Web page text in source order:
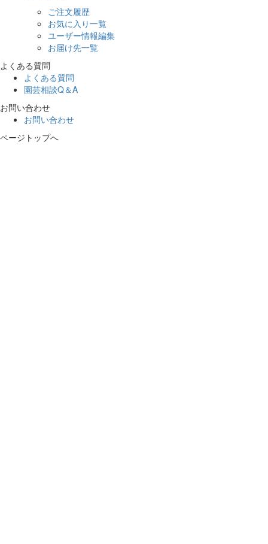
ご注文履歴
お気に入り一覧
ユーザー情報編集
お届け先一覧
よくある質問
よくある質問
園芸相談Q＆A
お問い合わせ
お問い合わせ
ページトップへ